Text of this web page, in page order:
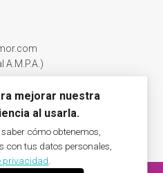
A.M.P.A.)
mejorar nuestra
al usarla.
cómo obtenemos,
tus datos personales,
privacidad